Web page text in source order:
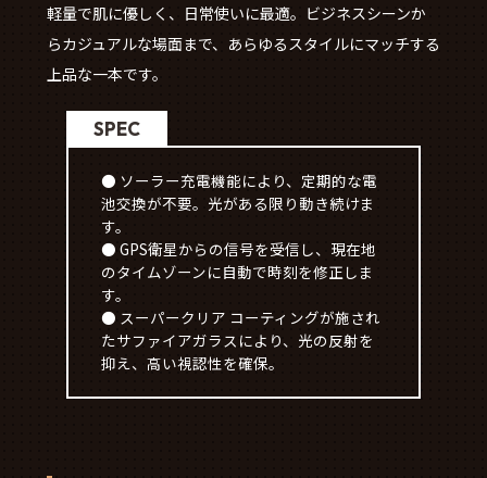
軽量で肌に優しく、日常使いに最適。ビジネスシーンか
らカジュアルな場面まで、あらゆるスタイルにマッチする
上品な一本です。
SPEC
● ソーラー充電機能により、定期的な電
池交換が不要。光がある限り動き続けま
す。
● GPS衛星からの信号を受信し、現在地
のタイムゾーンに自動で時刻を修正しま
す。
● スーパークリア コーティングが施され
たサファイアガラスにより、光の反射を
抑え、高い視認性を確保。